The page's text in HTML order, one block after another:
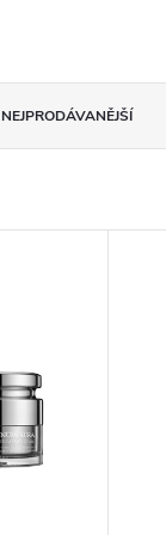
NEJPRODÁVANĚJŠÍ